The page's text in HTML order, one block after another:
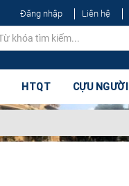
Đăng nhập Liên hệ
HTQT CỰU